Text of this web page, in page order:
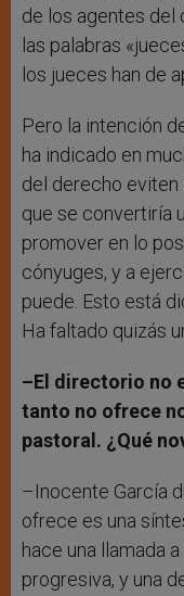
de los agentes del
las palabras
los jueces han de
Pero la intención
ha indicado en
del derecho
que se convertiría
promover en lo
cónyuges, y a
puede. Esto está
Ha faltado quizás
–El directorio no
tanto no ofrece
pastoral. ¿Qué
–Inocente García
ofrece es una
hace una llamada
progresiva, y una